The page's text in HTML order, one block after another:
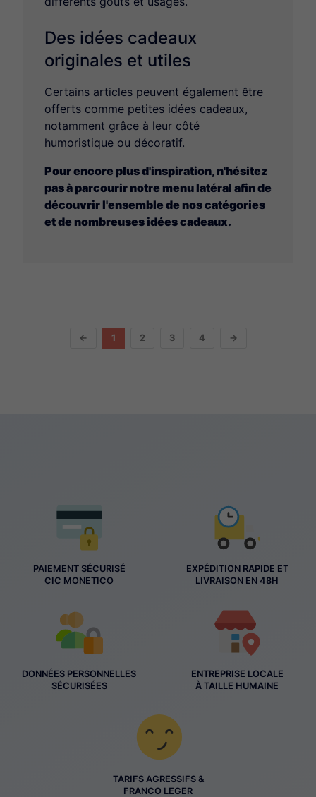
Des idées cadeaux
originales et utiles
Certains articles peuvent également être
offerts comme petites idées cadeaux,
notamment grâce à leur côté
humoristique ou décoratif.
Pour encore plus d'inspiration, n'hésitez
pas à parcourir notre menu latéral afin de
découvrir l'ensemble de nos catégories
et de nombreuses idées cadeaux.
← 1 2 3 4 →
PAIEMENT SÉCURISÉ
CIC MONETICO
EXPÉDITION RAPIDE ET
LIVRAISON EN 48H
DONNÉES PERSONNELLES
SÉCURISÉES
ENTREPRISE LOCALE
À TAILLE HUMAINE
TARIFS AGRESSIFS &
FRANCO LEGER